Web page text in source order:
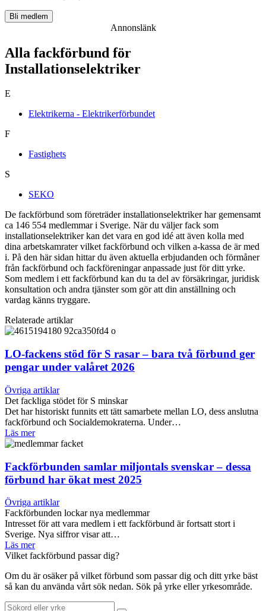
Bli medlem
Annonslänk
Alla fackförbund för
Installationselektriker
E
Elektrikerna - Elektrikerförbundet
F
Fastighets
S
SEKO
De fackförbund som företräder installationselektriker har gemensamt
ca 146 554 medlemmar i Sverige. När du väljer fack som
installationselektriker kan det vara en god idé att även kolla med
dina arbetskamrater vilket fackförbund och vilken a-kassa de är med
i. På den här sidan hittar du även aktuella erbjudanden och förmåner
från fackförbund och fackföreningar anpassade just för ditt yrke.
Som medlem i ett fackförbund kan du ta del av försäkringar, juridisk
konsultation och andra tjänster som gör att din anställning och
vardag känns tryggare.
Relaterade artiklar
LO-fackens stöd för S rasar – bara två förbund ger
pengar under valåret 2026
Övriga artiklar
Det fackliga stödet för S minskar
Det har historiskt funnits ett tätt samarbete mellan LO, dess anslutna
fackförbund och Socialdemokraterna. Under…
Läs mer
Fackförbunden samlar miljontals svenskar – dessa
förbund har ökat mest 2025
Övriga artiklar
Fackförbunden lockar nya medlemmar
Intresset för att vara medlem i ett fackförbund är fortsatt stort i
Sverige. Nya siffror visar att…
Läs mer
Vilket fackförbund passar dig?
Om du är osäker på vilket förbund som passar dig och ditt yrke bäst
så kan du använda vårt sök nedan. Sök på yrke eller yrkesområde.